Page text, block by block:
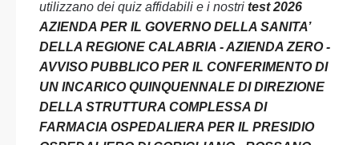
utilizzano dei quiz affidabili e i nostri test 2026
AZIENDA PER IL GOVERNO DELLA SANITA’
DELLA REGIONE CALABRIA - AZIENDA ZERO -
AVVISO PUBBLICO PER IL CONFERIMENTO DI
UN INCARICO QUINQUENNALE DI DIREZIONE
DELLA STRUTTURA COMPLESSA DI
FARMACIA OSPEDALIERA PER IL PRESIDIO